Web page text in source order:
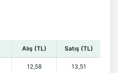
Alış (TL) Satış (TL)
12,58 13,51